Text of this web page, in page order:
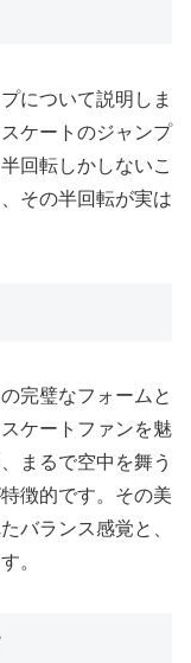
について説明しま
ケートのジャンプ
回転しかしないこ
その半回転が実は
完璧なフォームと
ケートファンを魅
まるで空中を舞う
徴的です。その美
バランス感覚と、
。